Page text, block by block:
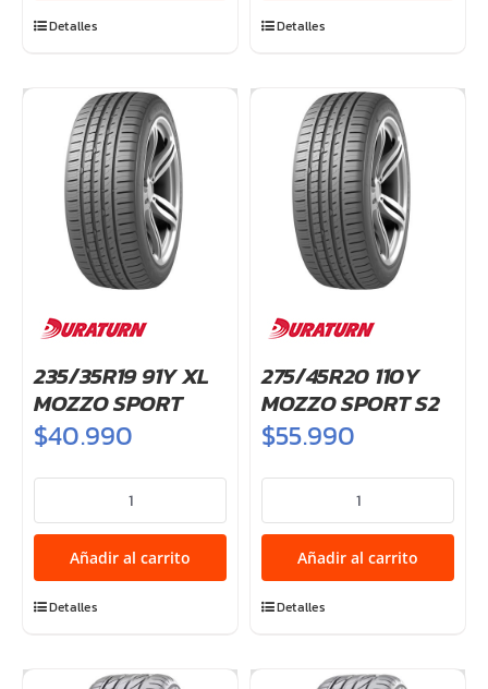
102Y
XL
cantidad
Detalles
94Y
XL
Detalles
235/35R19 91Y XL
MOZZO SPORT
$40.990
91Y
XL
MOZZO
SPORT
Añadir al carrito
Detalles
275/45R20 110Y
MOZZO SPORT S2
$55.990
110Y
MOZZO
SPORT
S2
Añadir al carrito
Detalles